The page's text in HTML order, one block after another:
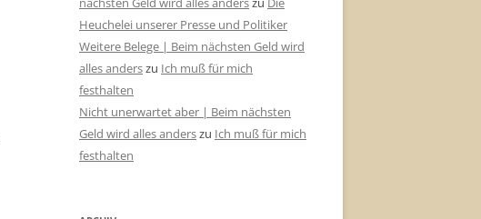
Heuchelei unserer Presse und Politiker
Weitere Belege | Beim nächsten Geld wird
alles anderszu Ich muß für mich
festhalten
Nicht unerwartet aber | Beim nächsten
Geld wird alles anderszu Ich muß für mich
festhalten